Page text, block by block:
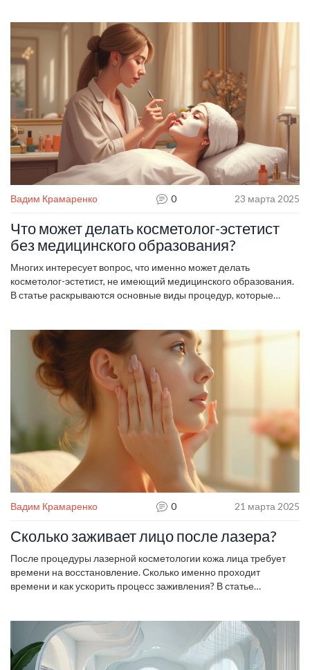
Узнайте, какие процедуры работают эффективнее всего, чтобы
добиться свежего и молодого вида.
Вадим Крамаренко 0 23 марта 2025
Что может делать косметолог-эстетист
без медицинского образования?
Многих интересует вопрос, что именно может делать
косметолог-эстетист, не имеющий медицинского образования.
В статье раскрываются основные виды процедур, которые
уход за кожей лица и проведение процедур расслабления.
Читатель узнает о важности выбора квалифицированного
мастера и способах оценки его навыков.
Вадим Крамаренко 0 21 марта 2025
Сколько заживает лицо после лазера?
После процедуры лазерной косметологии кожа лица требует
времени на восстановление. Сколько именно проходит
времени и как ускорить процесс заживления? В статье
кожей в этот период.